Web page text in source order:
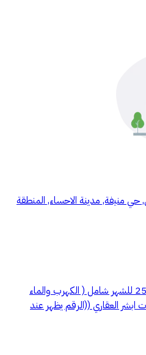
حي منيفة, مدينة الاحساء, المنطقة
للإيجار استديوا مفروش السعر 2500 للشهر شامل ( الكهرب والماء
ابشر العقاري ((الرقم يظهر عند